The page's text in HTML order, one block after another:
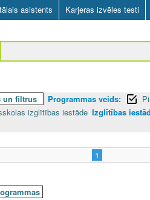
asistents Karjeras izvēles testi
un filtrus Programmas veids:
izglītības iestāde Izglītības
1